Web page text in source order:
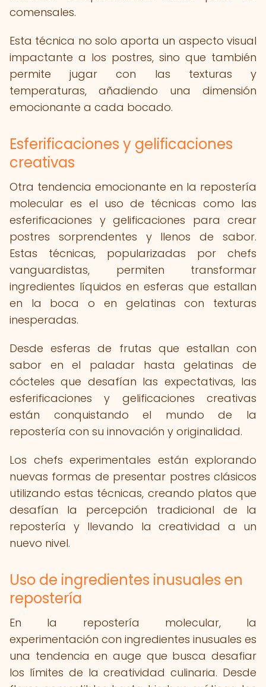
comensales.
Esta técnica no solo aporta un aspecto visual
impactante a los postres, sino que también
permite jugar con las texturas y
temperaturas, añadiendo una dimensión
emocionante a cada bocado.
Esferificaciones y gelificaciones
creativas
Otra tendencia emocionante en la repostería
molecular es el uso de técnicas como las
esferificaciones y gelificaciones para crear
postres sorprendentes y llenos de sabor.
Estas técnicas, popularizadas por chefs
vanguardistas, permiten transformar
ingredientes líquidos en esferas que estallan
en la boca o en gelatinas con texturas
inesperadas.
Desde esferas de frutas que estallan con
sabor en el paladar hasta gelatinas de
cócteles que desafían las expectativas, las
esferificaciones y gelificaciones creativas
están conquistando el mundo de la
repostería con su innovación y originalidad.
Los chefs experimentales están explorando
nuevas formas de presentar postres clásicos
utilizando estas técnicas, creando platos que
desafían la percepción tradicional de la
repostería y llevando la creatividad a un
nuevo nivel.
Uso de ingredientes inusuales en
repostería
En la repostería molecular, la
experimentación con ingredientes inusuales es
una tendencia en auge que busca desafiar
los límites de la creatividad culinaria. Desde